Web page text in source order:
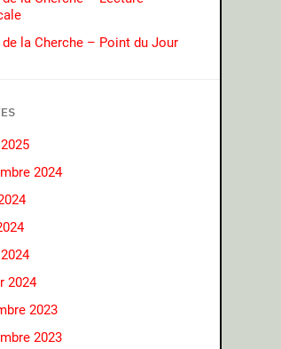
la Cherche – Point du Jour
2024
2024
2023
2023